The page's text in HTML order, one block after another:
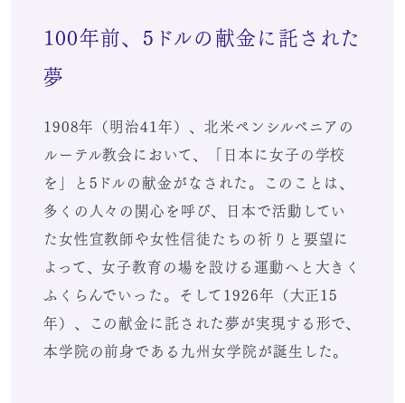
100年前、5ドルの献金に託された
夢
1908年（明治41年）、北米ペンシルベニアの
ルーテル教会において、「日本に女子の学校
を」と5ドルの献金がなされた。このことは、
多くの人々の関心を呼び、日本で活動してい
た女性宣教師や女性信徒たちの祈りと要望に
よって、女子教育の場を設ける運動へと大きく
ふくらんでいった。そして1926年（大正15
年）、この献金に託された夢が実現する形で、
本学院の前身である九州女学院が誕生した。